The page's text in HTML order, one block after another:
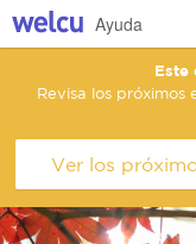
Ayuda
Este
Revisa los próximos
Ver los